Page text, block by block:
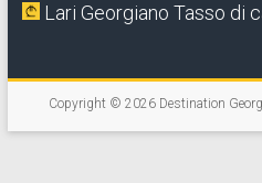
Lari Georgiano Tasso di
Copyright © 2026 Destination